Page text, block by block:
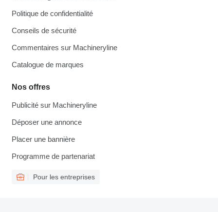
Politique de confidentialité
Conseils de sécurité
Commentaires sur Machineryline
Catalogue de marques
Nos offres
Publicité sur Machineryline
Déposer une annonce
Placer une bannière
Programme de partenariat
Pour les entreprises